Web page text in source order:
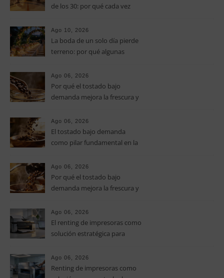
de los 30: por qué cada vez
vacaciones para iniciarse en
este deporte
Ago 10, 2026
La boda de un solo día pierde
terreno: por qué algunas
celebraciones de todo un fin
de semana
Ago 06, 2026
Por qué el tostado bajo
demanda mejora la frescura y
especialidad
Ago 06, 2026
El tostado bajo demanda
como pilar fundamental en la
Ago 06, 2026
Por qué el tostado bajo
demanda mejora la frescura y
especialidad
Ago 06, 2026
El renting de impresoras como
solución estratégica para
pymes
Ago 06, 2026
Renting de impresoras como